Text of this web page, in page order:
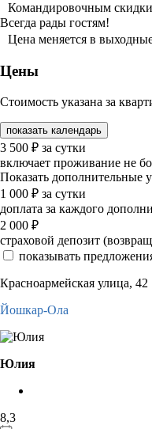
Командировочным
Всегда рады гостям!
Цена меняется в
Цены
Стоимость указана за
показать календарь
3 500 ₽ за сутки
включает проживание не
Показать дополнительные
1 000 ₽ за сутки
доплата за каждого
2 000 ₽
страховой депозит
показывать
Красноармейская улица, 42
Йошкар-Ола
Юлия
8,3